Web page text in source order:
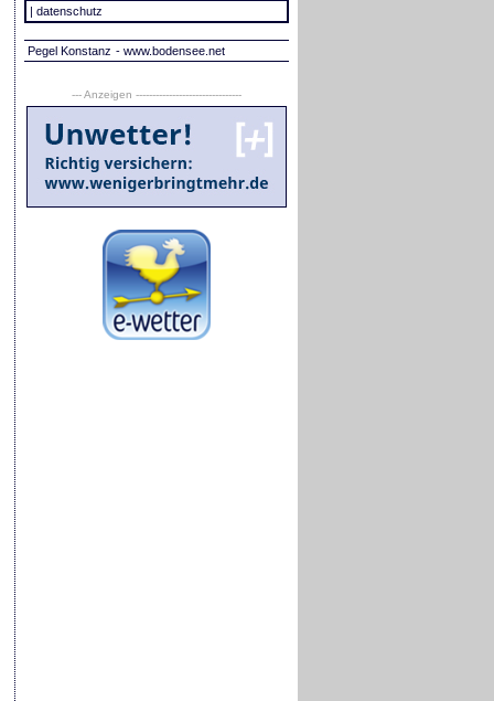
| datenschutz
Pegel Konstanz - www.bodensee.net
--- Anzeigen --------------------------------